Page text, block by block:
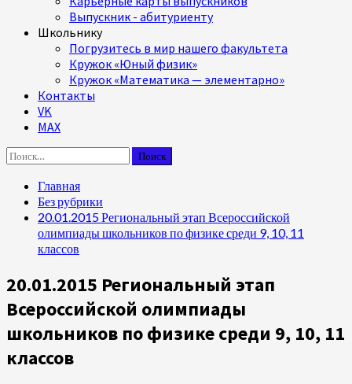
Выпускник - абитуриенту
Школьнику
Погрузитесь в мир нашего факультета
Кружок «Юный физик»
Кружок «Математика — элементарно»
Контакты
VK
MAX
Найти:
Главная
Без рубрики
20.01.2015 Региональный этап Всероссийской
олимпиады школьников по физике среди 9, 10, 11
классов
20.01.2015 Региональный этап
Всероссийской олимпиады
школьников по физике среди 9, 10, 11
классов